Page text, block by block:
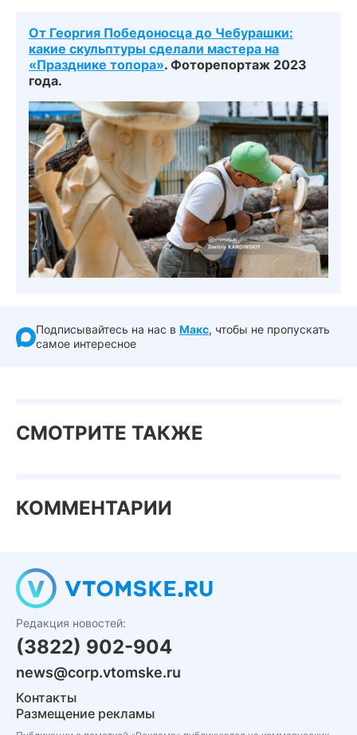
От Георгия Победоносца до Чебурашки:
какие скульптуры сделали мастера на
«Празднике топора». Фоторепортаж 2023
года.
Подписывайтесь на нас в Макс, чтобы не пропускать
самое интересное
СМОТРИТЕ ТАКЖЕ
КОММЕНТАРИИ
Редакция новостей:
(3822) 902-904
news@corp.vtomske.ru
Контакты
Размещение рекламы